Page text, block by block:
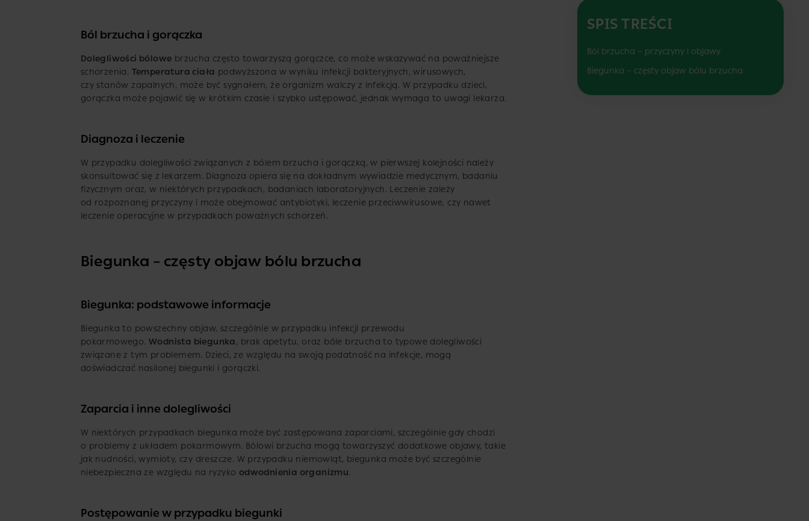
Ból brzucha i gorączka
Dolegliwości bólowe brzucha często towarzyszą gorączce, co może wskazywać na poważniejsze
schorzenia. Temperatura ciała podwyższona w wyniku infekcji bakteryjnych, wirusowych,
czy stanów zapalnych, może być sygnałem, że organizm walczy z infekcją. W przypadku dzieci,
gorączka może pojawić się w krótkim czasie i szybko ustępować, jednak wymaga to uwagi lekarza.
Diagnoza i leczenie
W przypadku dolegliwości związanych z bólem brzucha i gorączką, w pierwszej kolejności należy
skonsultować się z lekarzem. Diagnoza opiera się na dokładnym wywiadzie medycznym, badaniu
fizycznym oraz, w niektórych przypadkach, badaniach laboratoryjnych. Leczenie zależy
od rozpoznanej przyczyny i może obejmować antybiotyki, leczenie przeciwwirusowe, czy nawet
leczenie operacyjne w przypadkach poważnych schorzeń.
Biegunka – częsty objaw bólu brzucha
Biegunka: podstawowe informacje
Biegunka to powszechny objaw, szczególnie w przypadku infekcji przewodu
pokarmowego. Wodnista biegunka, brak apetytu, oraz bóle brzucha to typowe dolegliwości
związane z tym problemem. Dzieci, ze względu na swoją podatność na infekcje, mogą
doświadczać nasilonej biegunki i gorączki.
Zaparcia i inne dolegliwości
W niektórych przypadkach biegunka może być zastępowana zaparciami, szczególnie gdy chodzi
o problemy z układem pokarmowym. Bólowi brzucha mogą towarzyszyć dodatkowe objawy, takie
jak nudności, wymioty, czy dreszcze. W przypadku niemowląt, biegunka może być szczególnie
niebezpieczna ze względu na ryzyko odwodnienia organizmu.
Postępowanie w przypadku biegunki
SPIS TREŚCI
Ból brzucha – przyczyny i objawy
Biegunka – częsty objaw bólu brzucha